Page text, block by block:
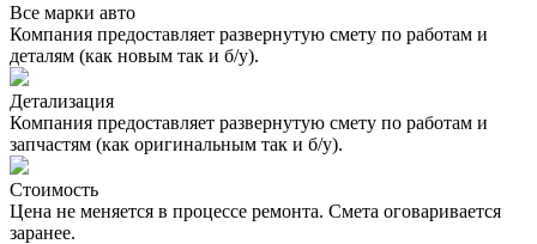
Все марки авто
Компания предоставляет развернутую смету по работам и
деталям (как новым так и б/у).
Детализация
Компания предоставляет развернутую смету по работам и
запчастям (как оригинальным так и б/у).
Стоимость
Цена не меняется в процессе ремонта. Смета оговаривается
заранее.